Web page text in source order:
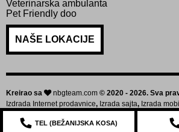
Veterinarska ambulanta
Pet Friendly doo
NAŠE LOKACIJE
Kreirao sa nbgteam.com © 2020 - 2026. Sva
Izdrada Internet prodavnice, Izrada sajta, Izrada
TEL (BEŽANIJSKA KOSA)